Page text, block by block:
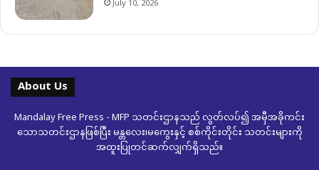
July 10, 2026
About Us
Mandalay Free Press - MFP သတင်းဌာနသည် လွတ်လပ်၍ အမှီအခိုကင်း
သောသတင်းဌာနဖြစ်ပြီး မန္တလေး၊မကွေးနှင့် စစ်ကိုင်းတိုင်း သတင်းများကို
အထူးပြုတင်ဆက်လျှက်ရှိသည်။